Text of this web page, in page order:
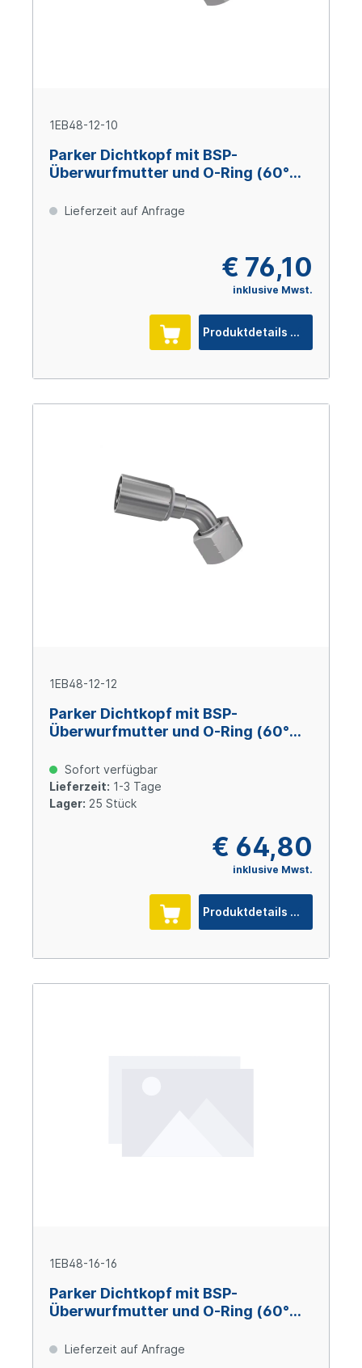
1EB48-12-10
Parker Dichtkopf mit BSP-
Überwurfmutter und O-Ring (60°
Lieferzeit auf Anfrage
€ 76,10
inklusive Mwst.
Produktdetails
1EB48-12-12
Parker Dichtkopf mit BSP-
Überwurfmutter und O-Ring (60°
Sofort verfügbar
Lieferzeit: 1-3 Tage
Lager: 25 Stück
€ 64,80
inklusive Mwst.
Produktdetails
1EB48-16-16
Parker Dichtkopf mit BSP-
Überwurfmutter und O-Ring (60°
Lieferzeit auf Anfrage